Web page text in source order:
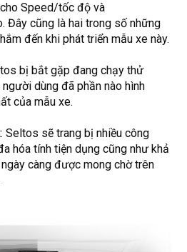
Speed/tốc độ và
Đây cũng là hai trong số những
đến khi phát triển mẫu xe này.
bị bắt gặp đang chạy thử
dùng đã phần nào hình
của mẫu xe.
Seltos sẽ trang bị nhiều công
hóa tính tiện dụng cũng như khả
càng được mong chờ trên